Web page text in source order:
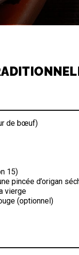
de bœuf)
15)
pincée d’origan
vierge
(optionnel)